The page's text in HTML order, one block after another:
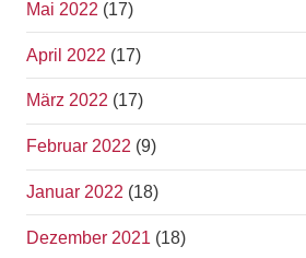
Mai 2022 (17)
April 2022 (17)
März 2022 (17)
Februar 2022 (9)
Januar 2022 (18)
Dezember 2021 (18)